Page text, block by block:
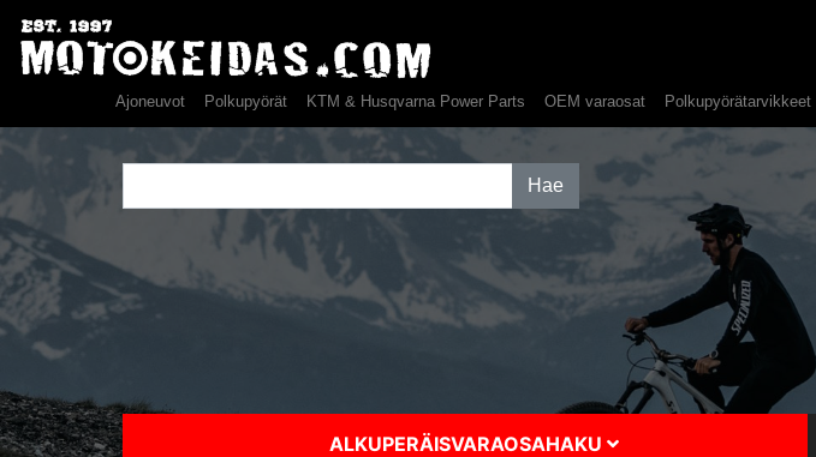
Ajoneuvot Polkupyörät KTM & Husqvarna Power Parts OEM varaosat Polkupyörätarvikkeet
ALKUPERÄISVARAOSAHAKU